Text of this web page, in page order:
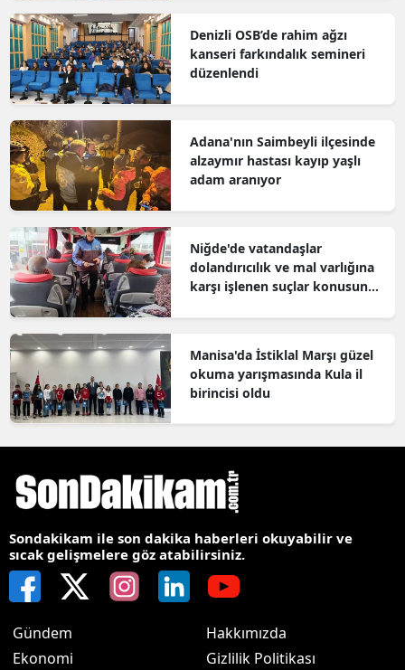
Denizli OSB’de rahim ağzı
kanseri farkındalık semineri
düzenlendi
Adana'nın Saimbeyli ilçesinde
alzaymır hastası kayıp yaşlı
adam aranıyor
Niğde'de vatandaşlar
dolandırıcılık ve mal varlığına
karşı işlenen suçlar konusunda
Manisa'da İstiklal Marşı güzel
okuma yarışmasında Kula il
birincisi oldu
Sondakikam ile son dakika haberleri okuyabilir ve
sıcak gelişmelere göz atabilirsiniz.
Gündem
Ekonomi
Hakkımızda
Gizlilik Politikası